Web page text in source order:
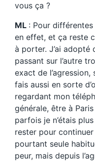
vous ça ?
ML : Pour différentes
en effet, et ça reste
à porter. J’ai adopté
passant sur l’autre
exact de l’agression,
fais aussi en sorte
regardant mon
générale, être à
parfois je n’étais
rester pour
pourtant seule
peur, mais depuis